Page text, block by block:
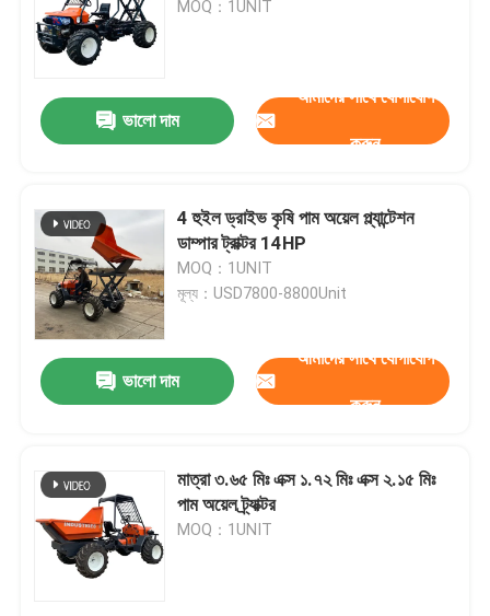
ভাইব্রেটরি রোড রোলার
ব্যাকহো হুইল লোডার
টেলিস্কোপিক হ্যান্ডলার ফর্কলিফ্ট
টেলিস্কোপিক হুইল লোডার
MOQ：1UNIT
ভালো দাম
আমাদের সাথে যোগাযোগ
করুন
4 হুইল ড্রাইভ কৃষি পাম অয়েল প্ল্যান্টেশন
ডাম্পার ট্রাক্টর 14HP
MOQ：1UNIT
মূল্য：USD7800-8800Unit
ভালো দাম
আমাদের সাথে যোগাযোগ
করুন
মাত্রা ৩.৬৫ মিঃ এক্স ১.৭২ মিঃ এক্স ২.১৫ মিঃ
পাম অয়েল ট্র্যাক্টর
MOQ：1UNIT